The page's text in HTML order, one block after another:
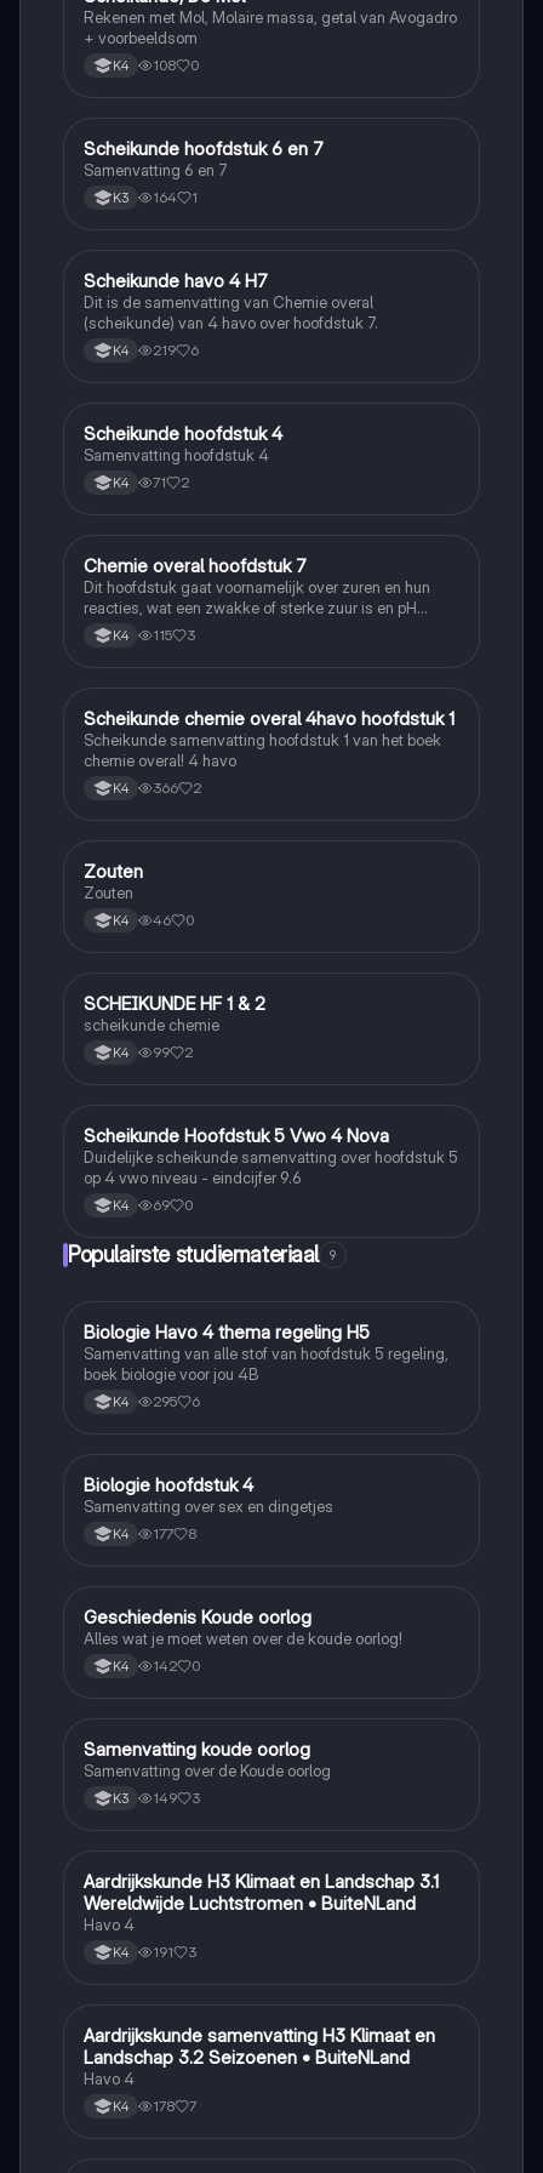
Rekenen met Mol, Molaire massa, getal van Avogadro
+ voorbeeldsom
K4 108 0
Scheikunde
Scheikunde hoofdstuk 6 en 7
Samenvatting 6 en 7
K3 164 1
Scheikunde
Scheikunde havo 4 H7
Dit is de samenvatting van Chemie overal
(scheikunde) van 4 havo over hoofdstuk 7.
K4 219 6
Scheikunde
Scheikunde hoofdstuk 4
Samenvatting hoofdstuk 4
K4 71 2
Scheikunde
Chemie overal hoofdstuk 7
Dit hoofdstuk gaat voornamelijk over zuren en hun
reacties, wat een zwakke of sterke zuur is en pH
berekenen
K4 115 3
Scheikunde
Scheikunde chemie overal 4havo hoofdstuk 1
Scheikunde samenvatting hoofdstuk 1 van het boek
chemie overal! 4 havo
K4 366 2
Scheikunde
Zouten
Zouten
K4 46 0
Scheikunde
SCHEIKUNDE HF 1 & 2
scheikunde chemie
K4 99 2
Scheikunde
Scheikunde Hoofdstuk 5 Vwo 4 Nova
Duidelijke scheikunde samenvatting over hoofdstuk 5
op 4 vwo niveau - eindcijfer 9.6
K4 69 0
Populairste studiemateriaal 9
Biologie
Biologie Havo 4 thema regeling H5
Samenvatting van alle stof van hoofdstuk 5 regeling,
boek biologie voor jou 4B
K4 295 6
Biologie
Biologie hoofdstuk 4
Samenvatting over sex en dingetjes
K4 177 8
Geschiedenis
Geschiedenis Koude oorlog
Alles wat je moet weten over de koude oorlog!
K4 142 0
Geschiedenis
Samenvatting koude oorlog
Samenvatting over de Koude oorlog
K3 149 3
Aardrijkskunde
Aardrijkskunde H3 Klimaat en Landschap 3.1
Wereldwijde Luchtstromen • BuiteNLand
Havo 4
K4 191 3
Aardrijkskunde
Aardrijkskunde samenvatting H3 Klimaat en
Landschap 3.2 Seizoenen • BuiteNLand
Havo 4
K4 178 7